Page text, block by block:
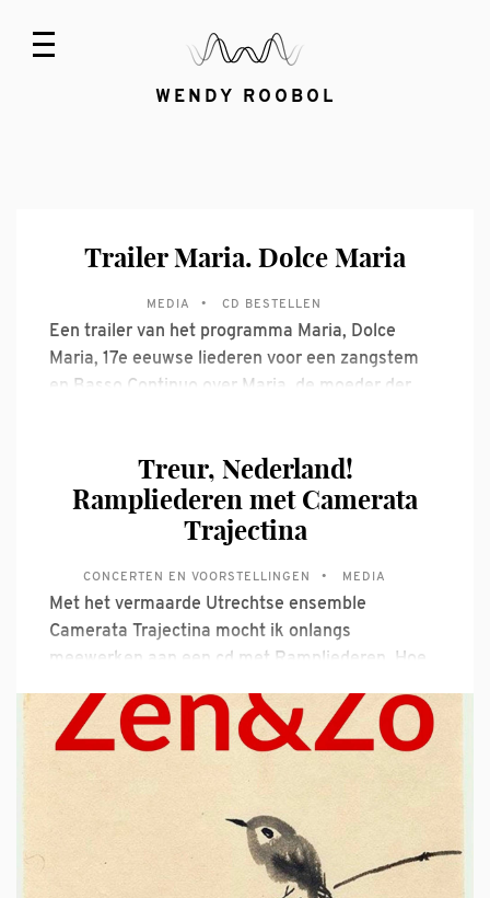
WENDY ROOBOL
Trailer Maria. Dolce Maria
MEDIA CD BESTELLEN
Een trailer van het programma Maria, Dolce
Maria, 17e eeuwse liederen voor een zangstem
en Basso Continuo over Maria, de moeder der
wendy@wendyroobol.com 06-16152499
Treur, Nederland!
Rampliederen met Camerata
Trajectina
CONCERTEN EN VOORSTELLINGEN MEDIA
Met het vermaarde Utrechtse ensemble
Camerata Trajectina mocht ik onlangs
meewerken aan een cd met Rampliederen. Hoe
door de eeuwen heen over oorlogen,
watersnoden, grote droogten, branden,
insectenplagen en uiteraard de nodige
afgelopen eeuwen! Dit project is